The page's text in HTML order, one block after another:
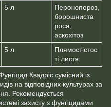
5 л
Перонопороз,
борошниста
роса,
аскохітоз
5 л
Плямостістос
ті листя
Квадріс сумісний із
на відповідних культурах за
Рекомендується
захисту з фунгіцидами